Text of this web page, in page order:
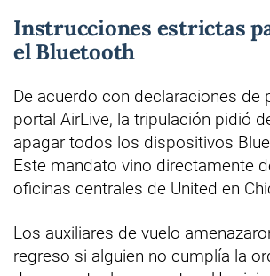
Instrucciones estrictas
el Bluetooth
De acuerdo con declaraciones de
portal AirLive, la tripulación pidió
apagar todos los dispositivos
Este mandato vino directamente
oficinas centrales de United en
Los auxiliares de vuelo
regreso si alguien no cumplía la